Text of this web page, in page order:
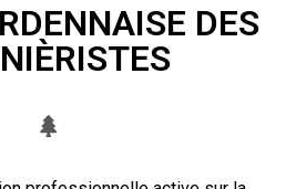
DES